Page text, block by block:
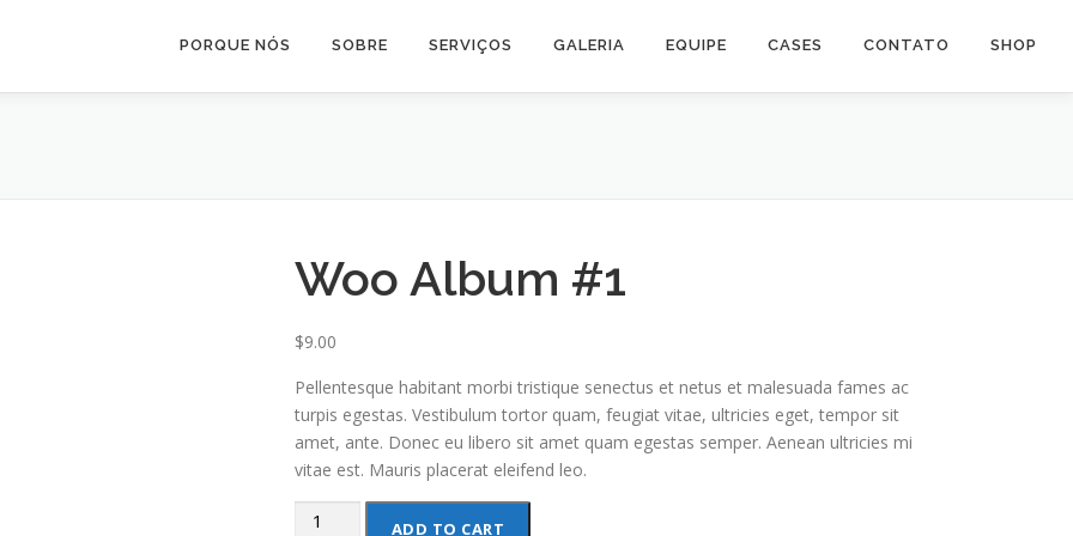
PORQUE NÓS SOBRE SERVIÇOS GALERIA EQUIPE CASES CONTATO SHOP
Woo Album #1
$9.00
Pellentesque habitant morbi tristique senectus et netus et malesuada fames ac
turpis egestas. Vestibulum tortor quam, feugiat vitae, ultricies eget, tempor sit
amet, ante. Donec eu libero sit amet quam egestas semper. Aenean ultricies mi
vitae est. Mauris placerat eleifend leo.
Woo
ADD TO CART